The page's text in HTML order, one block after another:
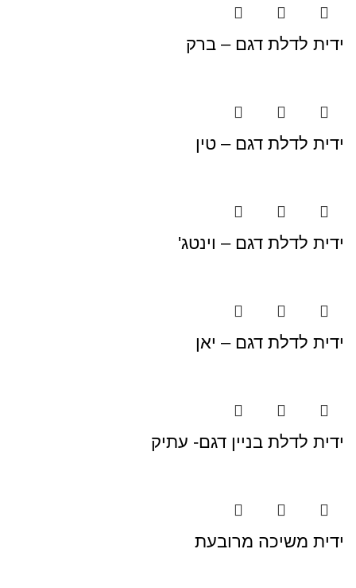
ידית לדלת דגם – ברק
ידית לדלת דגם – טין
ידית לדלת דגם – וינטג'
ידית לדלת דגם – יאן
ידית לדלת בניין דגם- עתיק
ידית משיכה מרובעת